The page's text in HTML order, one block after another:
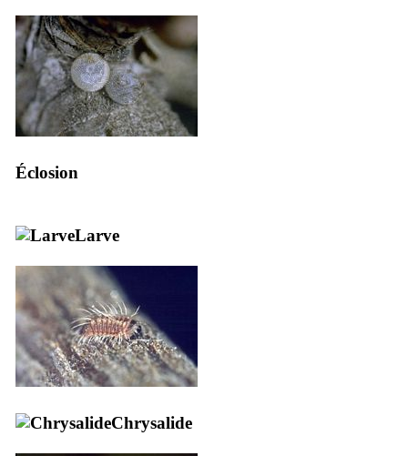
Éclosion
Larve
Chrysalide